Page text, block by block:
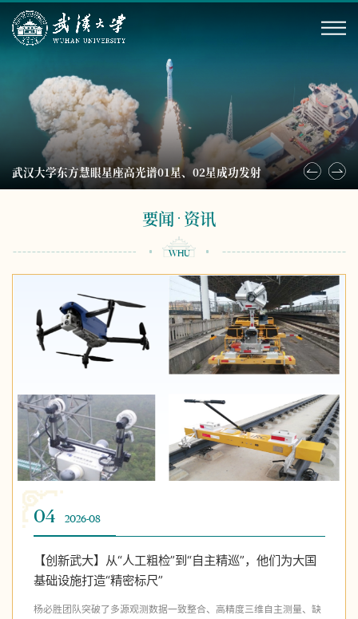
武汉大学东方慧眼星座高光谱01星、02星成功发射
要闻 资讯
02 2026-08
【创新武大】校园交通治理就是“课题”？GIS专业的一
堂数智实践课
一场以现实需求为导向、多部门协同联动的数智教育实践展开，让“治
05 2026-08
【创新武大】武汉大学东方慧眼星座高光谱01星、02
星成功发射
8月5日10时38分，“捷龙三号”遥十二运载火箭在山东海阳近海点火升
04 2026-08
【创新武大】从“人工粗检”到“自主精巡”，他们为大国
基础设施打造“精密标尺”
杨必胜团队突破了多源观测数据一致整合、高精度三维自主测量、缺
02 2026-08
【创新武大】校园交通治理就是“课题”？GIS专业的一
堂数智实践课
一场以现实需求为导向、多部门协同联动的数智教育实践展开，让“治
05 2026-08
【创新武大】武汉大学东方慧眼星座高光谱01星、02
星成功发射
8月5日10时38分，“捷龙三号”遥十二运载火箭在山东海阳近海点火升